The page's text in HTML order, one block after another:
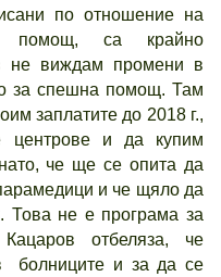
по отношение на
помощ, са крайно
не виждам промени в
за спешна помощ. Там
заплатите до 2018 г.,
центрове и да купим
че ще се опита да
и че щяло да
Това не е програма за
отбеляза, че
болниците и за да се